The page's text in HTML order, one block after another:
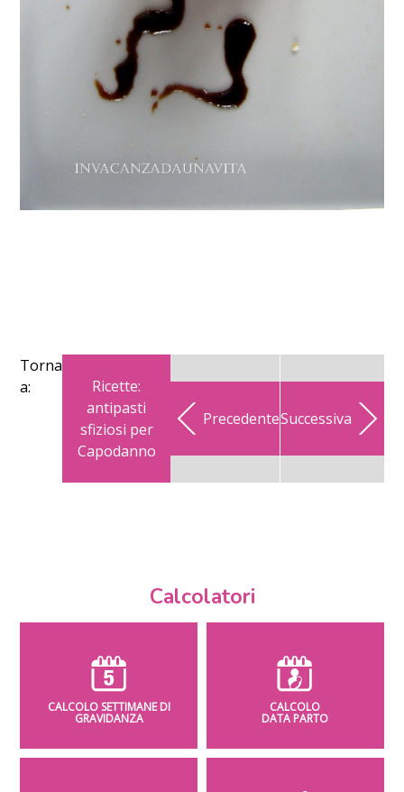
Torna
a:
Ricette:
antipasti
sfiziosi per
Capodanno
PrecedenteSuccessiva
Calcolatori
CALCOLO SETTIMANE DI
GRAVIDANZA
CALCOLO
DATA PARTO